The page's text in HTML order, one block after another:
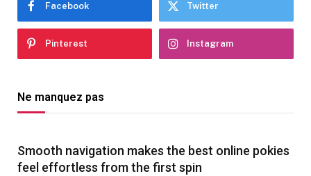
Facebook Twitter
Pinterest Instagram
Ne manquez pas
Smooth navigation makes the best online pokies
feel effortless from the first spin